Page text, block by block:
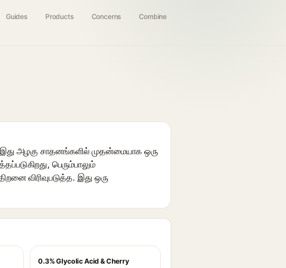
Guides Products Concerns Combine
இது அழகு சாதனங்களில் முதன்மையாக ஒரு
பெரும்பாலும்
விரிவுபடுத்த. இது ஒரு
0.3% Glycolic Acid & Cherry